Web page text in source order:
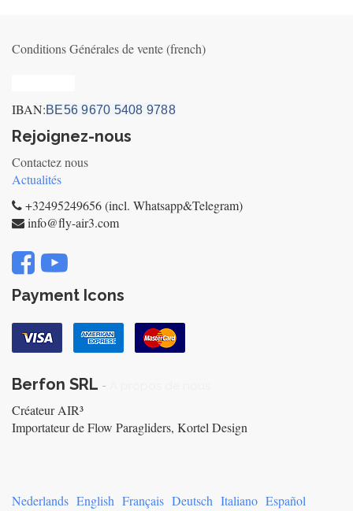
Conditions Générales de vente (french)
IBAN:BE56 9670 5408 9788
Rejoignez-nous
Contactez nous
Actualités
+32495249656 (incl. Whatsapp&Telegram)
info@fly-air3.com
Payment Icons
Berfon SRL -
Créateur AIR³
Importateur de Flow Paragliders, Kortel Design
Nederlands English Français Deutsch Italiano Español